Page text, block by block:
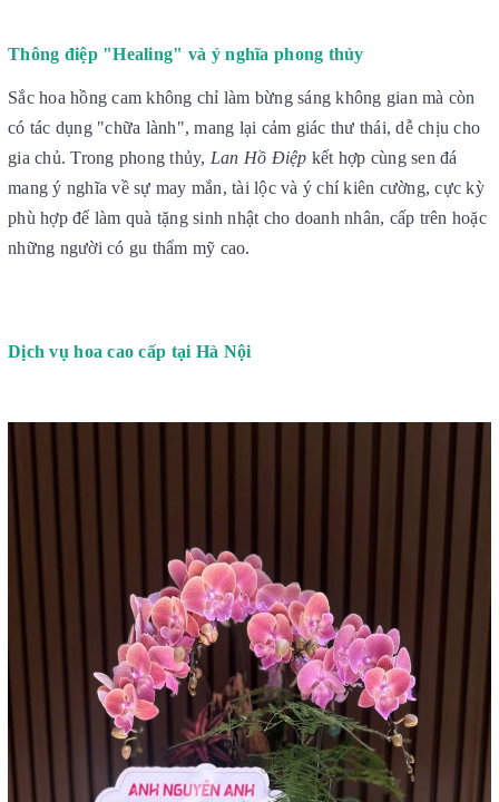
Thông điệp "Healing" và ý nghĩa phong thủy
Sắc hoa hồng cam không chỉ làm bừng sáng không gian mà còn
có tác dụng "chữa lành", mang lại cảm giác thư thái, dễ chịu cho
gia chủ. Trong phong thủy, Lan Hồ Điệp kết hợp cùng sen đá
mang ý nghĩa về sự may mắn, tài lộc và ý chí kiên cường, cực kỳ
phù hợp để làm quà tặng sinh nhật cho doanh nhân, cấp trên hoặc
những người có gu thẩm mỹ cao.
Dịch vụ hoa cao cấp tại Hà Nội